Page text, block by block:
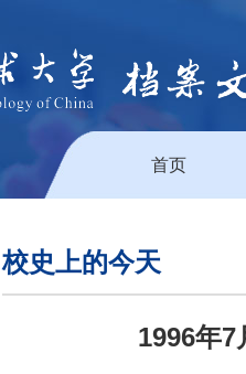
首页
校史上的今天
1996年7